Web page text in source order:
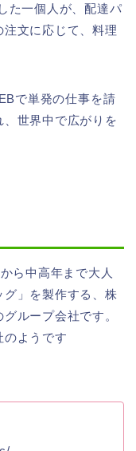
た一個人が、配達パ
文に応じて、料理
で単発の仕事を請
世界中で広がりを
ら中高年まで大人
」を製作する、株
ループ会社です。
のようです